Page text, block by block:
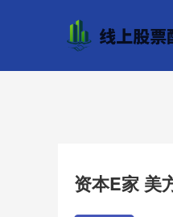
资本E家 美